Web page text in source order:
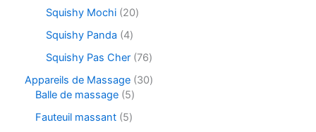
Squishy Mochi 20
Squishy Panda
4
Squishy Pas Cher 76
Appareils de Massage 30
Balle de massage 5
Fauteuil massant 5